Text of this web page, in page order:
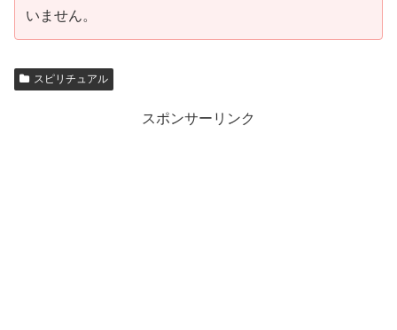
いません。
スピリチュアル
スポンサーリンク